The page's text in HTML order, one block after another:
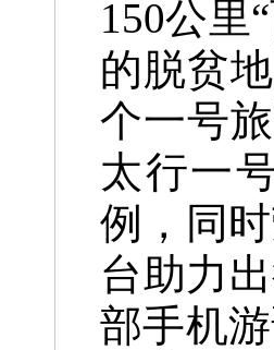
150公里
的脱贫
个一号
太行一
例，同
台助力
部手机